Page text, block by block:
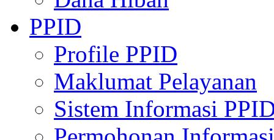
PPID
Profile PPID
Maklumat Pelayanan
Sistem Informasi